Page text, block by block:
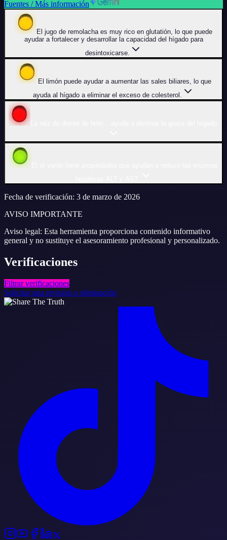
Fuentes / Más información
El jugo de remolacha es muy rico en glutatión, lo que puede
ayudar a fortalecer y desarrollar la capacidad del hígado para
desintoxicarse.
El limón puede ayudar a aumentar las sales biliares, lo que
ayuda al hígado a eliminar el exceso de colesterol.
Fecha de verificación: 3 de marzo de 2026
AVISO IMPORTANTE
Aviso legal: Esta herramienta proporciona contenido informativo
general y no sustituye el asesoramiento profesional y personalizado.
Verificaciones
Filtrar verificaciones
Solicitar una revisión o eliminación